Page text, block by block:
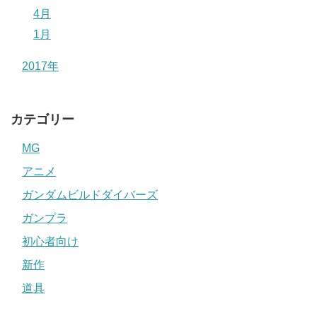
4月
1月
2017年
カテゴリー
MG
アニメ
ガンダムビルドダイバーズ
ガンプラ
初心者向け
新作
道具